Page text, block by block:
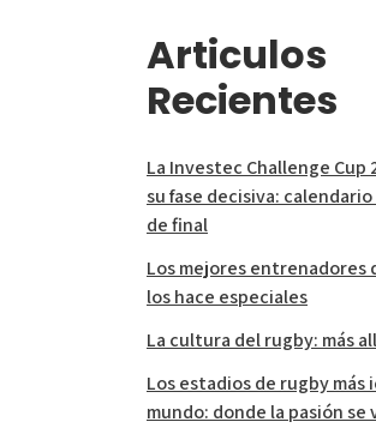
Articulos
Recientes
La Investec Challenge Cup
su fase decisiva:
de final
Los mejores entrenadores
los hace especiales
La cultura del rugby: más
Los estadios de rugby más
mundo: donde la pasión se